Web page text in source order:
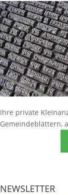
Ihre private
Gemeindeblättern,
NEWSLETTER